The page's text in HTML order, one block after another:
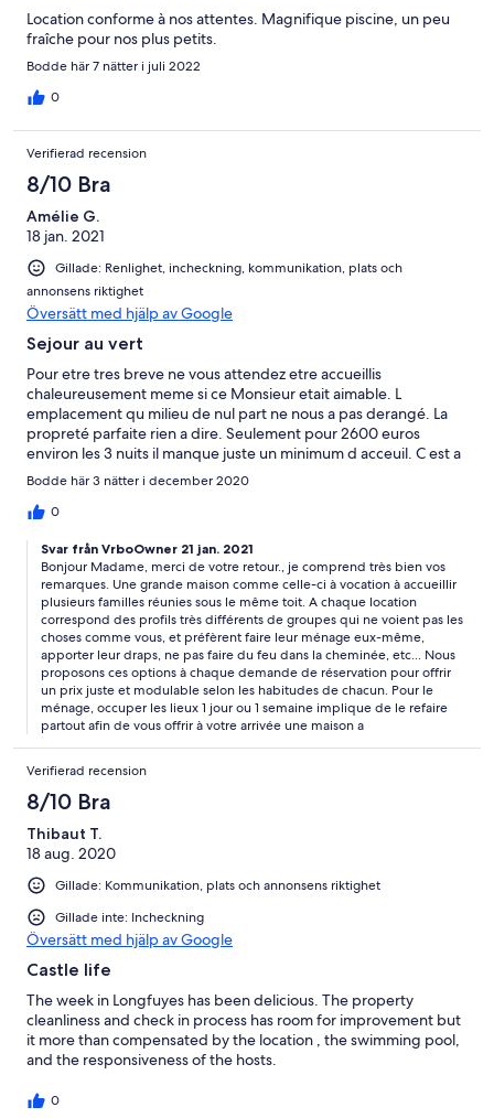
Location conforme à nos attentes. Magnifique piscine, un peu
fraîche pour nos plus petits.
Bodde här 7 nätter i juli 2022
0
Verifierad recension
8/10 Bra
Amélie G.
18 jan. 2021
Gillade: Renlighet, incheckning, kommunikation, plats och
annonsens riktighet
Översätt med hjälp av Google
Sejour au vert
Pour etre tres breve ne vous attendez etre accueillis
chaleureusement meme si ce Monsieur etait aimable. L
emplacement qu milieu de nul part ne nous a pas derangé. La
propreté parfaite rien a dire. Seulement pour 2600 euros
environ les 3 nuits il manque juste un minimum d acceuil. C est a
dire papier toilette, 2 torchons du sel poivre huile et vinaigre. La
le bois pour la. Cheminee. Autant faire un globale que de faire
également) Aussi, wifi que dans le salon. La cuisine qui est la.
Porte a cote pas de wifi. Également dans les chambres. Pour
terminer 200 euros de menage c est beaucoup trop eleve car
on a pas utilise l espace chambres. Juste le salon et la'cuisine. Ce
n est que mon avis perso. Sinon on a passe un bon moment
convivial entre amis.
Bodde här 3 nätter i december 2020
0
Svar från VrboOwner 21 jan. 2021
Bonjour Madame, merci de votre retour., je comprend très bien vos
remarques. Une grande maison comme celle-ci à vocation à accueillir
plusieurs familles réunies sous le même toit. A chaque location
correspond des profils très différents de groupes qui ne voient pas les
choses comme vous, et préfèrent faire leur ménage eux-même,
apporter leur draps, ne pas faire du feu dans la cheminée, etc... Nous
proposons ces options à chaque demande de réservation pour offrir
un prix juste et modulable selon les habitudes de chacun. Pour le
ménage, occuper les lieux 1 jour ou 1 semaine implique de le refaire
partout afin de vous offrir à votre arrivée une maison a
Verifierad recension
8/10 Bra
Thibaut T.
18 aug. 2020
Gillade: Kommunikation, plats och annonsens riktighet
Gillade inte: Incheckning
Översätt med hjälp av Google
Castle life
The week in Longfuyes has been delicious. The property
cleanliness and check in process has room for improvement but
it more than compensated by the location , the swimming pool,
and the responsiveness of the hosts.
0